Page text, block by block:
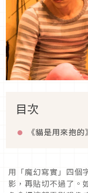
目次
《貓是用來抱
用「魔幻寫實」四個
影，再貼切不過了。